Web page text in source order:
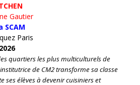
Gautier
SCAM
Paris
quartiers les plus multiculturels de
de CM2 transforme sa classe
ses élèves à devenir cuisiniers et